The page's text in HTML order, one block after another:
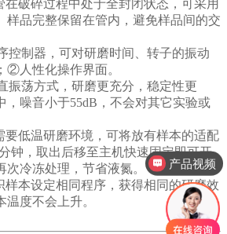
在破碎过程中处于全封闭状态，可采用
样品完整保留在管内，避免样品间的交
控制器，可对研磨时间、转子的振动
②人性化操作界面。
振荡方式，研磨更充分，稳定性更
噪音小于55dB，不会对其它实验或
要低温研磨环境，可将放有样本的适配
钟，取出后移至主机快速固定即可开
冷冻处理，节省液氮。
样本设定相同程序，获得相同的研磨效
度不会上升。
产品视频